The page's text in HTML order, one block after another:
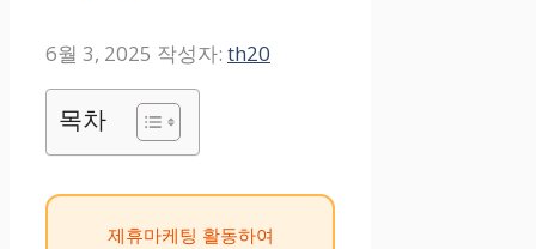
6월 3, 2025 작성자: th20
목차
제휴마케팅 활동하여